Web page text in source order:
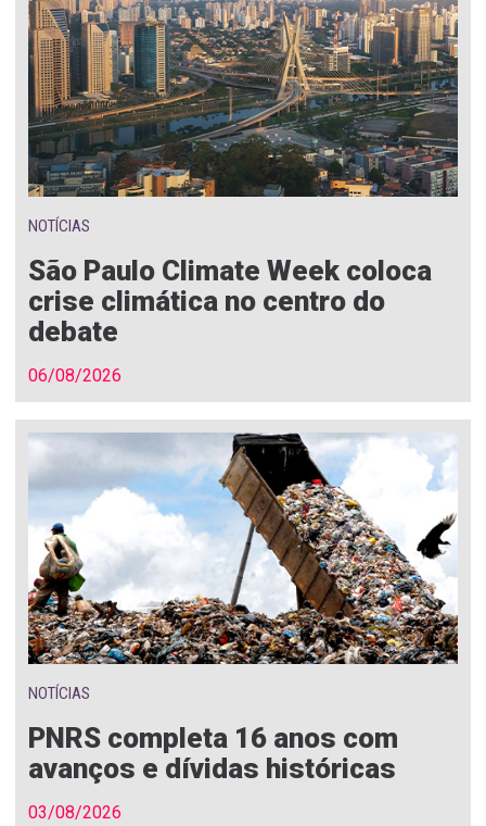
NOTÍCIAS
São Paulo Climate Week coloca
crise climática no centro do
debate
06/08/2026
NOTÍCIAS
PNRS completa 16 anos com
avanços e dívidas históricas
03/08/2026